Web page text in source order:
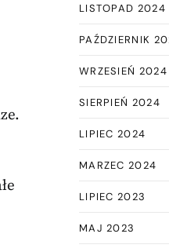
LISTOPAD 2024
PAŹDZIERNIK
WRZESIEŃ 2024
SIERPIEŃ 2024
LIPIEC 2024
MARZEC 2024
LIPIEC 2023
MAJ 2023